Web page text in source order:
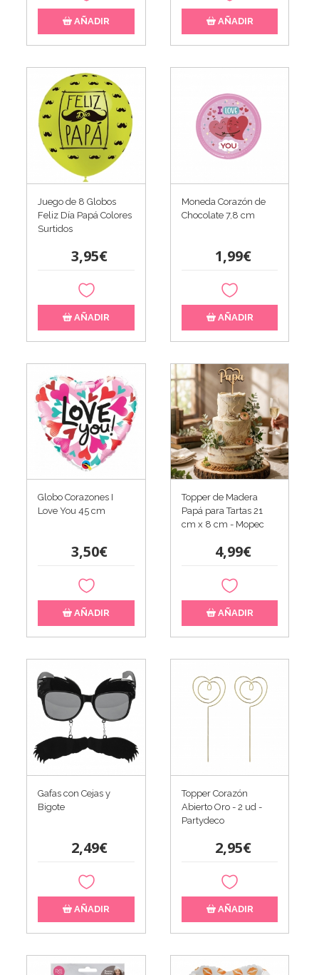
AÑADIR AÑADIR
Juego de 8 Globos
Feliz Día Papá Colores
Surtidos
3,95€
AÑADIR
Moneda Corazón de
Chocolate 7,8 cm
1,99€
AÑADIR
Globo Corazones I
Love You 45 cm
3,50€
AÑADIR
Topper de Madera
Papá para Tartas 21
cm x 8 cm - Mopec
4,99€
AÑADIR
Gafas con Cejas y
Bigote
2,49€
AÑADIR
Topper Corazón
Abierto Oro - 2 ud -
Partydeco
2,95€
AÑADIR